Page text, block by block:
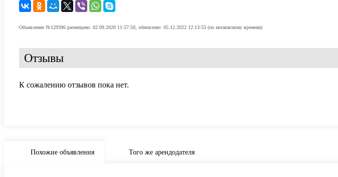
Объявление №129396 размещено: 02.09.2020 11:57:50, обновлено: 05.12.2022 12:13:53 (по московскому времени)
Отзывы
К сожалению отзывов пока нет.
Похожие объявления Того же арендодателя